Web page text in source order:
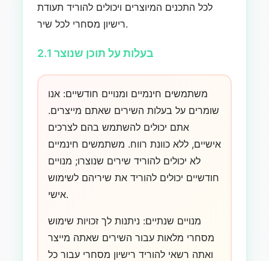
לכל התכנים המיוצרים ויכולים להוריד תעודת
רישיון מסחרי לכל שיר.
2.1 בעלות על תוכן שנוצר
משתמשים חינמיים ומנויים חודשיים: אנו
שומרים על בעלות השירים שאתם מייצרים.
אתם יכולים להשתמש בהם לצרכים
אישיים, ללא כוונת רווח. משתמשים חינמיים
לא יכולים להוריד שירים שנוצרו; מנויים
חודשיים יכולים להוריד את שיריהם לשימוש
אישי.
מנויים שנתיים: ניתנות לך זכויות שימוש
מסחרי מלאות עבור השירים שאתה מייצר
ואתה רשאי להוריד רישיון מסחרי עבור כל